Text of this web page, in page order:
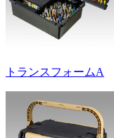
トランスフォームA